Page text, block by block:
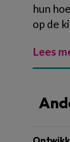
hun
op de
Lees